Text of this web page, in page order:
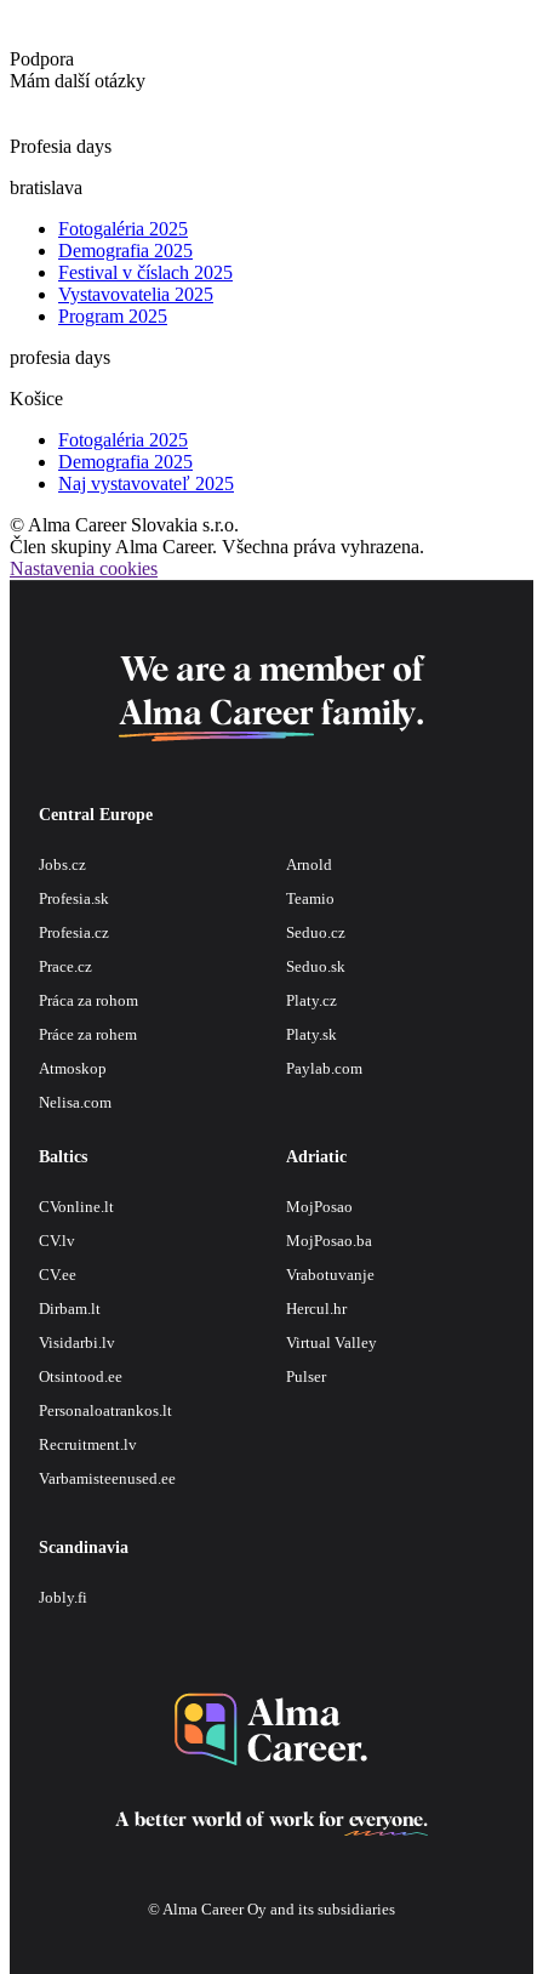
Podpora
Mám další otázky
Profesia days
bratislava
Fotogaléria 2025
Demografia 2025
Festival v číslach 2025
Vystavovatelia 2025
Program 2025
profesia days
Košice
Fotogaléria 2025
Demografia 2025
Naj vystavovateľ 2025
© Alma Career Slovakia s.r.o.
Člen skupiny Alma Career. Všechna práva vyhrazena.
Nastavenia cookies
We are a member of
Alma Career family.
Central Europe
Jobs.cz
Profesia.sk
Profesia.cz
Prace.cz
Práca za rohom
Práce za rohem
Atmoskop
Nelisa.com
Arnold
Teamio
Seduo.cz
Seduo.sk
Platy.cz
Platy.sk
Paylab.com
Baltics
CVonline.lt
CV.lv
CV.ee
Dirbam.lt
Visidarbi.lv
Otsintood.ee
Personaloatrankos.lt
Recruitment.lv
Varbamisteenused.ee
Adriatic
MojPosao
MojPosao.ba
Vrabotuvanje
Hercul.hr
Virtual Valley
Pulser
Scandinavia
Jobly.fi
A better world of work for everyone.
© Alma Career Oy and its subsidiaries